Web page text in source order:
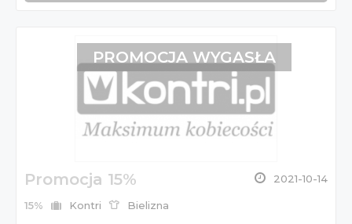
Promocja 15% 2021-10-14
15% Kontri Bielizna
PROMOCJA WYGASŁA